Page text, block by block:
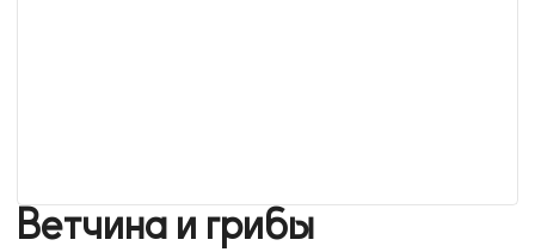
Ветчина и грибы